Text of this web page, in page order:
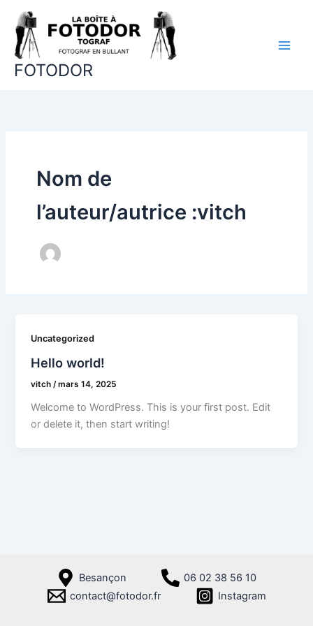
contenu
FOTODOR
Nom de
l’auteur/autrice :vitch
Uncategorized
Hello world!
vitch/mars 14, 2025
Welcome to WordPress. This is your first post. Edit
or delete it, then start writing!
Besançon
06 02 38 56 10
contact@fotodor.fr
Instagram